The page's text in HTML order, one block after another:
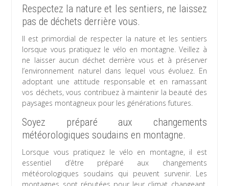
Respectez la nature et les sentiers, ne laissez
pas de déchets derrière vous.
Il est primordial de respecter la nature et les sentiers
lorsque vous pratiquez le vélo en montagne. Veillez à
ne laisser aucun déchet derrière vous et à préserver
l’environnement naturel dans lequel vous évoluez. En
adoptant une attitude responsable et en ramassant
vos déchets, vous contribuez à maintenir la beauté des
paysages montagneux pour les générations futures.
Soyez préparé aux changements
météorologiques soudains en montagne.
Lorsque vous pratiquez le vélo en montagne, il est
essentiel d’être préparé aux changements
météorologiques soudains qui peuvent survenir. Les